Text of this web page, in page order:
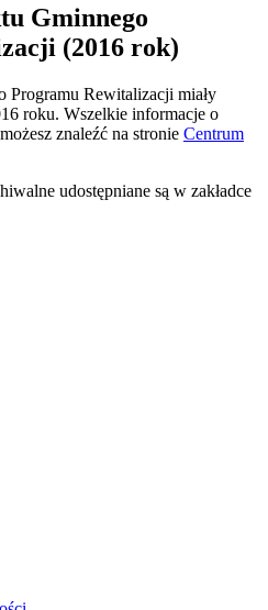
Gminnego
(2016 rok)
Programu Rewitalizacji miały
roku. Wszelkie informacje o
znaleźć na stronie Centrum
udostępniane są w zakładce